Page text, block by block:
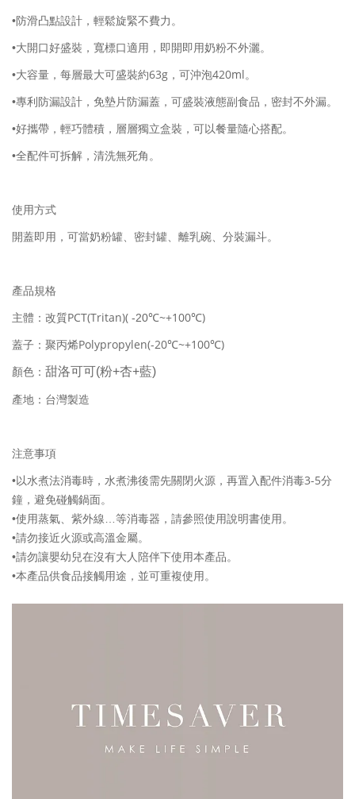
•防滑凸點設計，輕鬆旋緊不費力。
•大開口好盛裝，寬標口適用，即開即用奶粉不外灑。
•大容量，每層最大可盛裝約63g ，可沖泡420ml。
•專利防漏設計，免墊片防漏蓋，可盛裝液態副食品，密封不外漏。
•好攜帶，輕巧體積，層層獨立盒裝，可以餐量隨心搭配。
•全配件可拆解，清洗無死角。
使用方式
開蓋即用，可當奶粉罐、密封罐、離乳碗、分裝漏斗。
產品規格
主體：改質PCT(Tritan)( -20℃~+100℃)
蓋子：聚丙烯Polypropylen(-20℃~+100℃)
顏色： 甜洛可可(粉+杏+藍)
產地：台灣製造
注意事項
•以水煮法消毒時，水煮沸後需先關閉火源，再置入配件消毒3-5分
鐘，避免碰觸鍋面。
•使用蒸氣、紫外線…等消毒器，請參照使用說明書使用。
•請勿接近火源或高溫金屬。
•請勿讓嬰幼兒在沒有大人陪伴下使用本產品。
•本產品供食品接觸用途，並可重複使用。